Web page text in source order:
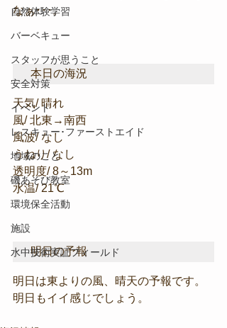
自然体験学習
バーベキュー
スタッフが思うこと
安全対策
イベント
レスキュー･ファーストエイド
地域のこと
磯あそび教室
環境保全活動
施設
水中技術実証フィールド
なぁ･･･。
本日の海況
天気/ 晴れ
風/ 北東→南西
風波/ なし
うねり/ なし
透明度/ 8～13m
水温/ 21℃
明日の予報
明日は東よりの風、晴天の予報です。
明日もイイ感じでしょう。